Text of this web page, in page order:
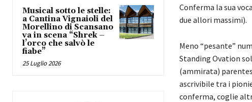
Musical sotto le stelle:
a Cantina Vignaioli del
Morellino di Scansano
va in scena “Shrek –
l’orco che salvò le
fiabe”
25 Luglio 2026
Conferma la sua
due allori massimi).
Meno “pesante”
Standing Ovation
(ammirata)
ascrivibile tra i
conferma, coglie